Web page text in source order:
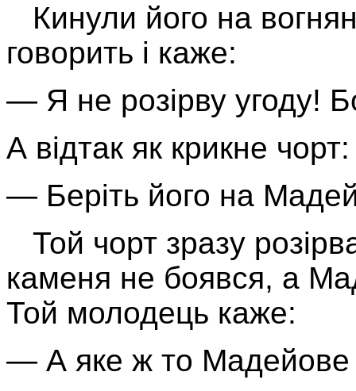
Кинули його на
говорить і каже:
— Я не розірву угоду!
А відтак як крикне чорт:
— Беріть його на
Той чорт зразу
каменя не боявся, а
Той молодець каже:
— А яке ж то Мадейове